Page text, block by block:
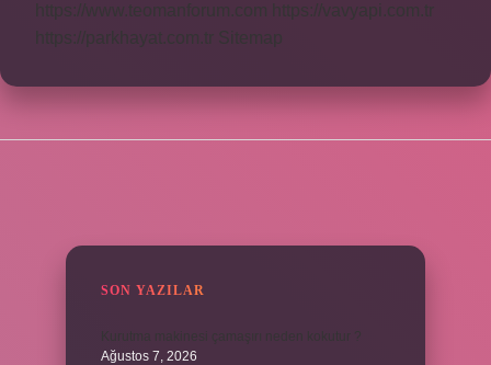
https://www.teomanforum.com
https://vavyapi.com.tr
https://parkhayat.com.tr
Sitemap
SON YAZILAR
Ağustos 7, 2026